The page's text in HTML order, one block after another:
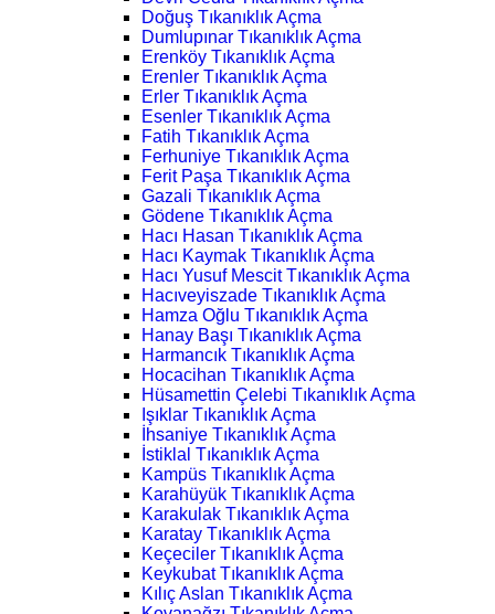
Doğuş Tıkanıklık Açma
Dumlupınar Tıkanıklık Açma
Erenköy Tıkanıklık Açma
Erenler Tıkanıklık Açma
Erler Tıkanıklık Açma
Esenler Tıkanıklık Açma
Fatih Tıkanıklık Açma
Ferhuniye Tıkanıklık Açma
Ferit Paşa Tıkanıklık Açma
Gazali Tıkanıklık Açma
Gödene Tıkanıklık Açma
Hacı Hasan Tıkanıklık Açma
Hacı Kaymak Tıkanıklık Açma
Hacı Yusuf Mescit Tıkanıklık Açma
Hacıveyiszade Tıkanıklık Açma
Hamza Oğlu Tıkanıklık Açma
Hanay Başı Tıkanıklık Açma
Harmancık Tıkanıklık Açma
Hocacihan Tıkanıklık Açma
Hüsamettin Çelebi Tıkanıklık Açma
Işıklar Tıkanıklık Açma
İhsaniye Tıkanıklık Açma
İstiklal Tıkanıklık Açma
Kampüs Tıkanıklık Açma
Karahüyük Tıkanıklık Açma
Karakulak Tıkanıklık Açma
Karatay Tıkanıklık Açma
Keçeciler Tıkanıklık Açma
Keykubat Tıkanıklık Açma
Kılıç Aslan Tıkanıklık Açma